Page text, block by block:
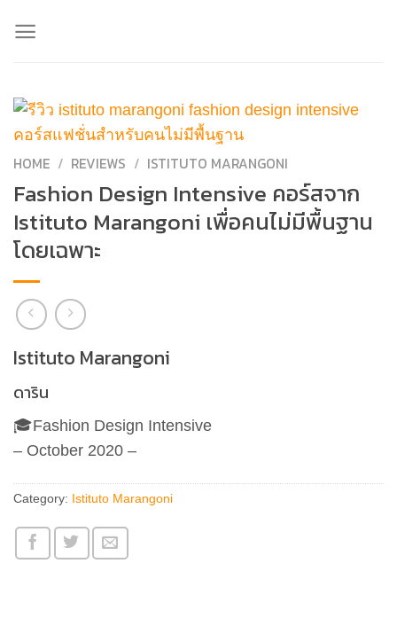
HOME / REVIEWS / ISTITUTO MARANGONI
Fashion Design Intensive คอร์สจาก
Istituto Marangoni เพื่อคนไม่มีพื้นฐาน
โดยเฉพาะ
Istituto Marangoni
ดาริน
🎓Fashion Design Intensive
– October 2020 –
Category: Istituto Marangoni